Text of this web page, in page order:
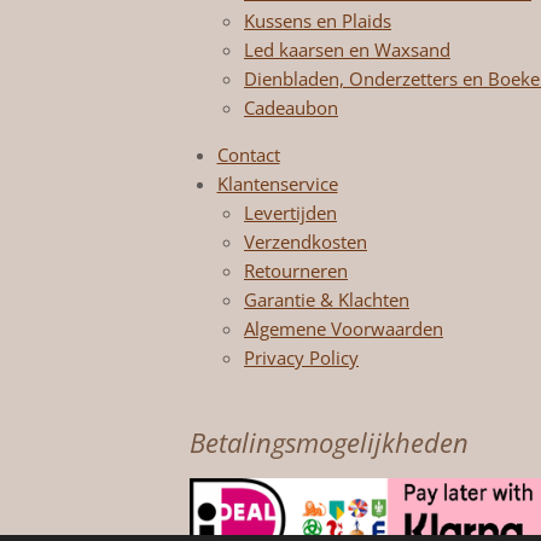
Kussens en Plaids
Led kaarsen en Waxsand
Dienbladen, Onderzetters en
Cadeaubon
Contact
Klantenservice
Levertijden
Verzendkosten
Retourneren
Garantie & Klachten
Algemene Voorwaarden
Privacy Policy
Betalingsmogelijkheden